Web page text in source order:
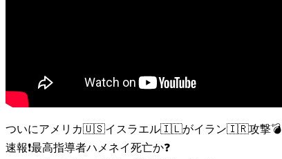
ついにアメリカ🇺🇸イスラエル🇮🇱がイラン🇮🇷攻撃💣
速報❗️最高指導者ハメネイ死亡か❓